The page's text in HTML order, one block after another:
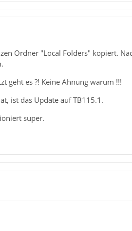
Ordner "Local Folders" kopiert.
geht es ?! Keine Ahnung warum !!!
ist das Update auf TB115.1 .
super.